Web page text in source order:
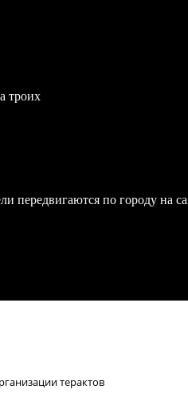
троих
передвигаются по городу на
терактов